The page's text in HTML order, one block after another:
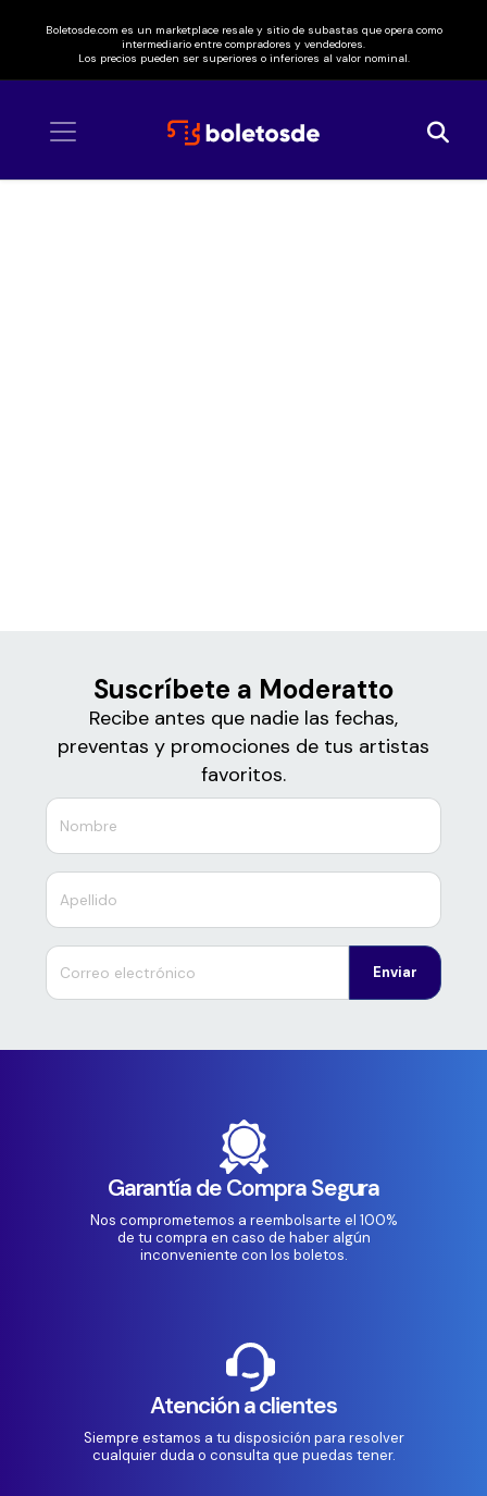
Boletosde.com es un marketplace resale y sitio de subastas que opera como
intermediario entre compradores y vendedores.
Los precios pueden ser superiores o inferiores al valor nominal.
Suscríbete a Moderatto
Recibe antes que nadie las fechas,
preventas y promociones de tus artistas
favoritos.
Enviar
Garantía de Compra Segura
Nos comprometemos a reembolsarte el 100%
de tu compra en caso de haber algún
inconveniente con los boletos.
Atención a clientes
Siempre estamos a tu disposición para resolver
cualquier duda o consulta que puedas tener.